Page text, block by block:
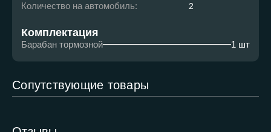
Количество на автомобиль: 2
Комплектация
Барабан тормозной 1 шт
Сопутствующие товары